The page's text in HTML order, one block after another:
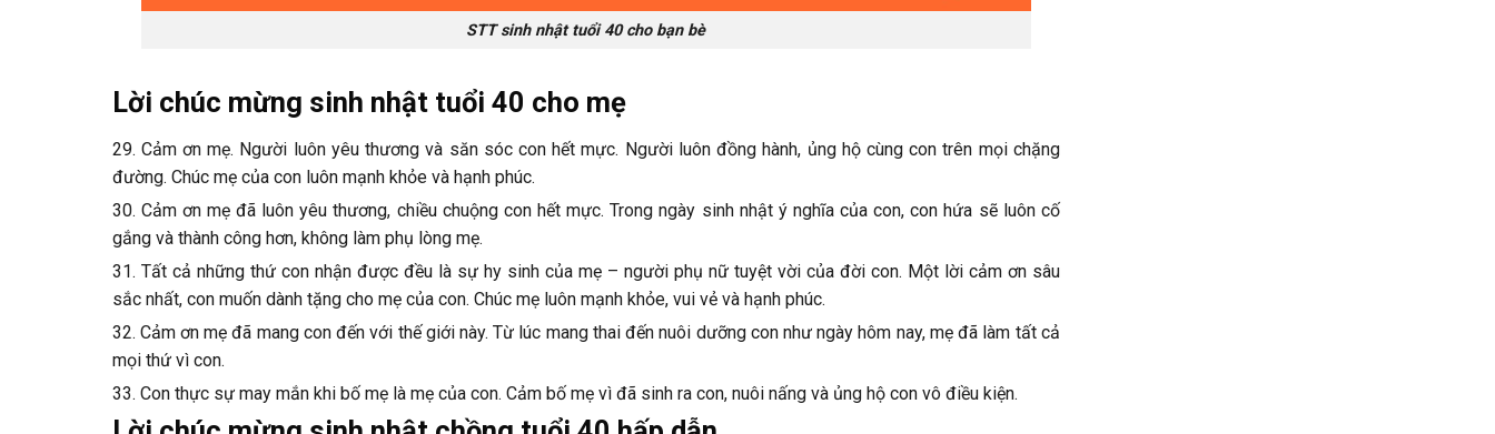
STT sinh nhật tuổi 40 cho bạn bè
Lời chúc mừng sinh nhật tuổi 40 cho mẹ
29. Cảm ơn mẹ. Người luôn yêu thương và săn sóc con hết mực. Người luôn đồng hành, ủng hộ cùng con trên mọi chặng
đường. Chúc mẹ của con luôn mạnh khỏe và hạnh phúc.
30. Cảm ơn mẹ đã luôn yêu thương, chiều chuộng con hết mực. Trong ngày sinh nhật ý nghĩa của con, con hứa sẽ luôn cố
gắng và thành công hơn, không làm phụ lòng mẹ.
31. Tất cả những thứ con nhận được đều là sự hy sinh của mẹ – người phụ nữ tuyệt vời của đời con. Một lời cảm ơn sâu
sắc nhất, con muốn dành tặng cho mẹ của con. Chúc mẹ luôn mạnh khỏe, vui vẻ và hạnh phúc.
32. Cảm ơn mẹ đã mang con đến với thế giới này. Từ lúc mang thai đến nuôi dưỡng con như ngày hôm nay, mẹ đã làm tất cả
mọi thứ vì con.
33. Con thực sự may mắn khi bố mẹ là mẹ của con. Cảm bố mẹ vì đã sinh ra con, nuôi nấng và ủng hộ con vô điều kiện.